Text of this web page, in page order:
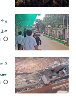
د